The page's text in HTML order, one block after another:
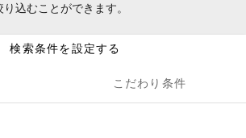
込むことができます。
検索条件を設定する
こだわり条件